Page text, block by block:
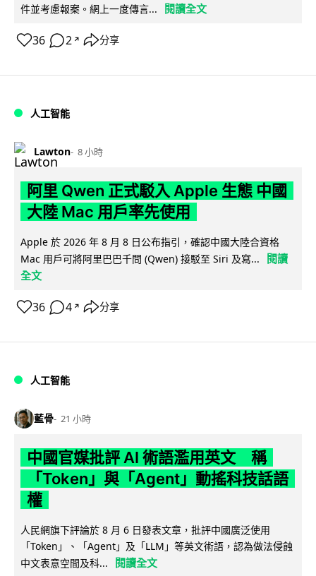
件並考慮報案。網上一度傳言...
閱讀全文
36 2 ↗ 分享
人工智能
Lawton 8 小時
阿里 Qwen 正式駁入 Apple 生態 中國
大陸 Mac 用戶率先使用
Apple 於 2026 年 8 月 8 日公布指引，確認中國大陸合資格
Mac 用戶可將阿里巴巴千問 (Qwen) 接駁至 Siri 及寫...
閱讀
全文
36 4 ↗ 分享
人工智能
藍骨 21 小時
中國官媒批評 AI 術語濫用英文 稱
「Token」與「Agent」動搖科技話語
權
人民網旗下評論於 8 月 6 日發表文章，批評中國廣泛使用
「Token」、「Agent」及「LLM」等英文術語，認為做法侵蝕
中文表意空間及科...
閱讀全文